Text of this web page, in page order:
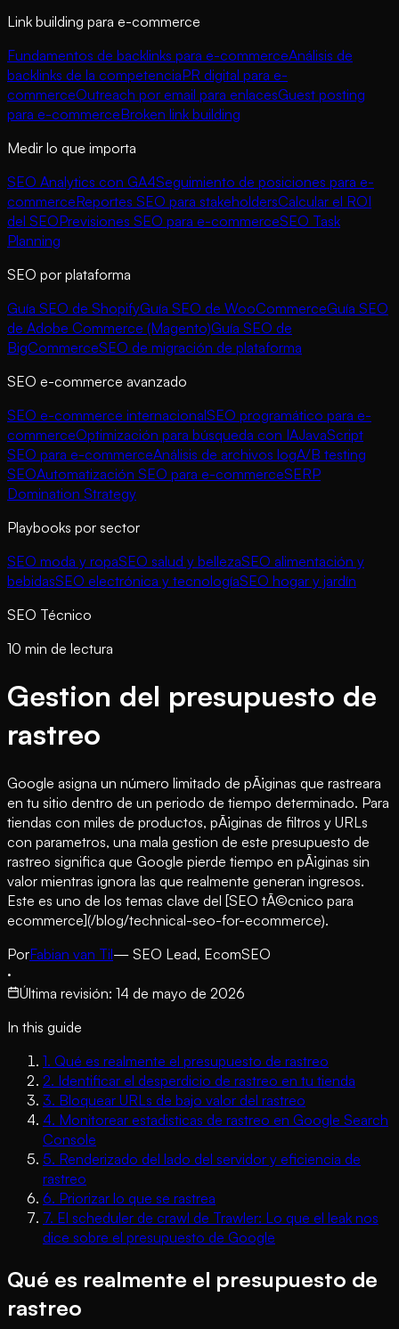
Link building para e-commerce
Fundamentos de backlinks para e-commerceAnálisis de
backlinks de la competenciaPR digital para e-
commerceOutreach por email para enlacesGuest posting
para e-commerceBroken link building
Medir lo que importa
SEO Analytics con GA4Seguimiento de posiciones para e-
commerceReportes SEO para stakeholdersCalcular el ROI
del SEOPrevisiones SEO para e-commerceSEO Task
Planning
SEO por plataforma
Guía SEO de ShopifyGuía SEO de WooCommerceGuía SEO
de Adobe Commerce (Magento)Guía SEO de
BigCommerceSEO de migración de plataforma
SEO e-commerce avanzado
SEO e-commerce internacionalSEO programático para e-
commerceOptimización para búsqueda con IAJavaScript
SEO para e-commerceAnálisis de archivos logA/B testing
SEOAutomatización SEO para e-commerceSERP
Domination Strategy
Playbooks por sector
SEO moda y ropaSEO salud y bellezaSEO alimentación y
bebidasSEO electrónica y tecnologíaSEO hogar y jardín
SEO Técnico
10 min de lectura
Gestion del presupuesto de
rastreo
Google asigna un número limitado de pÃ¡ginas que rastreara
en tu sitio dentro de un periodo de tiempo determinado. Para
tiendas con miles de productos, pÃ¡ginas de filtros y URLs
con parametros, una mala gestion de este presupuesto de
rastreo significa que Google pierde tiempo en pÃ¡ginas sin
valor mientras ignora las que realmente generan ingresos.
Este es uno de los temas clave del [SEO tÃ©cnico para
ecommerce](/blog/technical-seo-for-ecommerce).
PorFabian van Til— SEO Lead, EcomSEO
·
Última revisión: 14 de mayo de 2026
In this guide
1. Qué es realmente el presupuesto de rastreo
2. Identificar el desperdicio de rastreo en tu tienda
3. Bloquear URLs de bajo valor del rastreo
4. Monitorear estadisticas de rastreo en Google Search
Console
5. Renderizado del lado del servidor y eficiencia de
rastreo
6. Priorizar lo que se rastrea
7. El scheduler de crawl de Trawler: Lo que el leak nos
dice sobre el presupuesto de Google
Qué es realmente el presupuesto de
rastreo